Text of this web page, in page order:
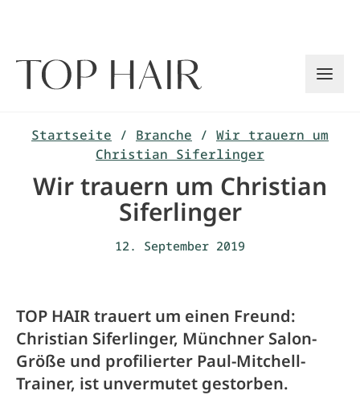
Startseite / Branche / Wir trauern um
Christian Siferlinger
Wir trauern um Christian
Siferlinger
12. September 2019
TOP HAIR trauert um einen Freund:
Christian Siferlinger, Münchner Salon-
Größe und profilierter Paul-Mitchell-
Trainer, ist unvermutet gestorben.